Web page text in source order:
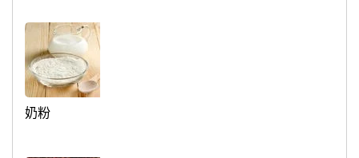
奶粉